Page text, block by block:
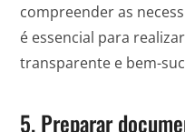
compreender as
é essencial para
transparente e bem-
5. Preparar